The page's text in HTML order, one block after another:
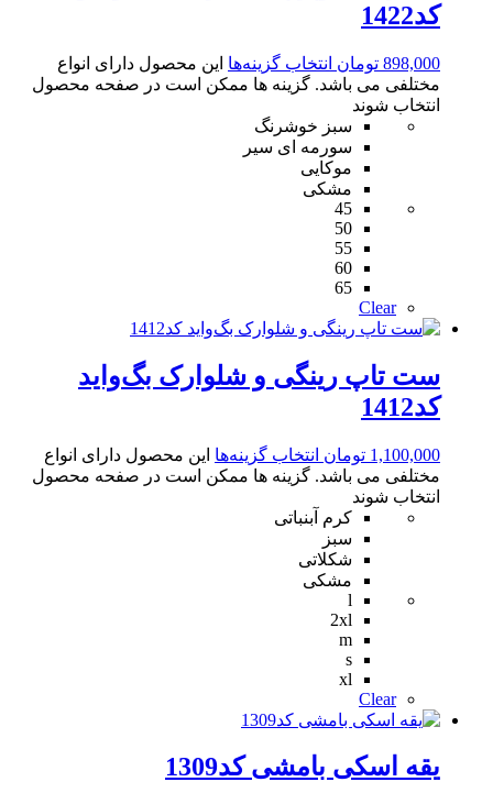
کد1422
898,000 تومان انتخاب گزینه‌ها این محصول دارای انواع
مختلفی می باشد. گزینه ها ممکن است در صفحه محصول
انتخاب شوند
سبز خوشرنگ
سورمه ای سیر
موکایی
مشکی
45
50
55
60
65
Clear
ست تاپ رینگی و شلوارک بگ‌واید
کد1412
1,100,000 تومان انتخاب گزینه‌ها این محصول دارای انواع
مختلفی می باشد. گزینه ها ممکن است در صفحه محصول
انتخاب شوند
کرم آبنباتی
سبز
شکلاتی
مشکی
l
2xl
m
s
xl
Clear
یقه اسکی بامشی کد1309